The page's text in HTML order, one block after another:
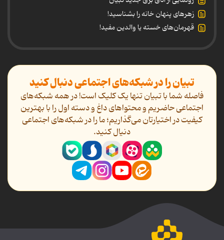
زهرهای پنهان خانه را بشناسید!
قهرمان‌های خسته یا والدین مفید!
تبیان را در شبکه‌های اجتماعی دنبال کنید
فاصله شما با تبیان تنها یک کلیک است! در همه شبکه‌های
اجتماعی حاضریم و محتواهای داغ و دسته اول را با بهترین
کیفیت در اختیارتان می‌گذاریم؛ ما را در شبکه‌های اجتماعی
دنیال کنید.